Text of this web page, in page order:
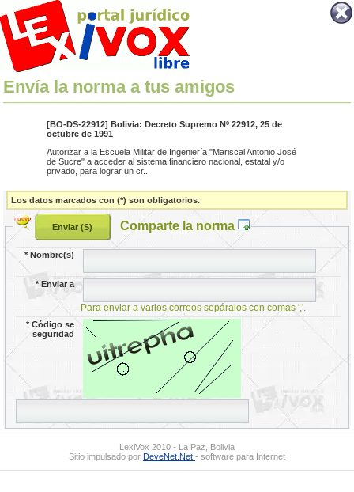
Envía la norma a tus amigos
[BO-DS-22912] Bolivia: Decreto Supremo Nº 22912, 25 de
octubre de 1991
Autorizar a la Escuela Militar de Ingeniería "Mariscal Antonio José
de Sucre" a acceder al sistema financiero nacional, estatal y/o
privado, para lograr un cr...
Los datos marcados con (*) son obligatorios.
Comparte la norma
*Nombre(s)
*Enviar a
Para enviar a varios correos sepáralos con comas ','.
*Código se
seguridad
LexiVox 2010 - La Paz, Bolivia
Sitio impulsado por DeveNet.Net - software para Internet